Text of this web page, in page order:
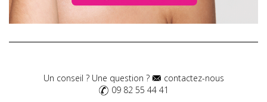
Un conseil ? Une question ?
contactez-nous
09 82 55 44 41